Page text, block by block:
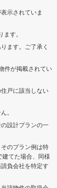
示されていま
す。
ます。ご了承く
件が掲載されてい
戸に該当しない
。
設計プランの一
のプラン例は特
てた場合、同様
負会社を特定す